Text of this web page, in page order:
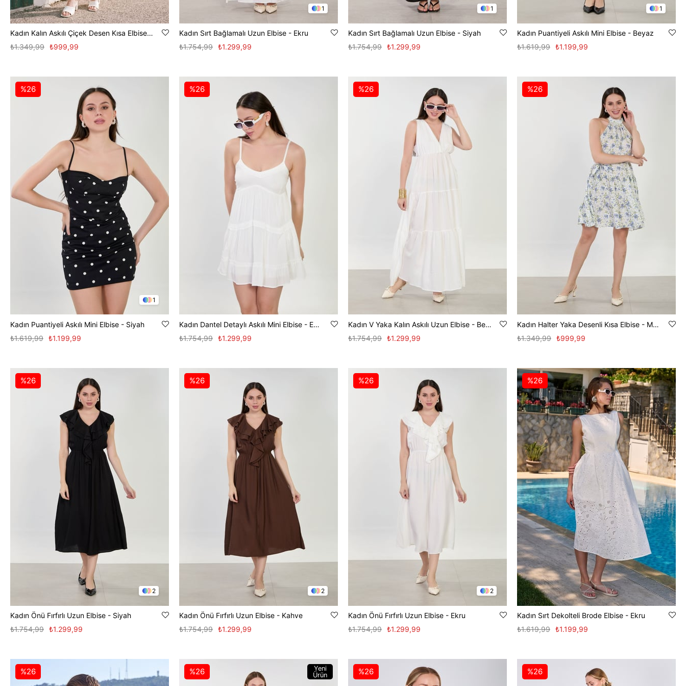
Kadın Kalın Askılı Çiçek Desen Kısa Elbise - Beyaz
₺999,99
₺1.349,99
1
Kadın Sırt Bağlamalı Uzun Elbise - Ekru
₺1.299,99
₺1.754,99
1
Kadın Sırt Bağlamalı Uzun Elbise - Siyah
₺1.299,99
₺1.754,99
1
Kadın Puantiyeli Askılı Mini Elbise - Beyaz
₺1.199,99
₺1.619,99
1
Kadın Puantiyeli Askılı Mini Elbise - Siyah
₺1.199,99
₺1.619,99
%26
Kadın Dantel Detaylı Askılı Mini Elbise - Ekru
₺1.299,99
₺1.754,99
%26
Kadın V Yaka Kalın Askılı Uzun Elbise - Beyaz
₺1.299,99
₺1.754,99
%26
Kadın Halter Yaka Desenli Kısa Elbise - Mavi Çiçek
₺999,99
₺1.349,99
%26
2
Kadın Önü Fırfırlı Uzun Elbise - Siyah
₺1.299,99
₺1.754,99
%26
2
Kadın Önü Fırfırlı Uzun Elbise - Kahve
₺1.299,99
₺1.754,99
%26
2
Kadın Önü Fırfırlı Uzun Elbise - Ekru
₺1.299,99
₺1.754,99
%26
Kadın Sırt Dekolteli Brode Elbise - Ekru
₺1.199,99
₺1.619,99
%26
%26 %26
Yeni
Ürün
%26 %26